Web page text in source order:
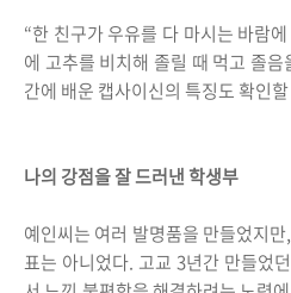
“한 친구가 우유를 다 마시는 바람
에 고추를 비치해 졸릴 때 먹고 졸
간에 배운 캡사이신의 특징도 확인
나의 강점을 잘 드러낸 학생부
예인씨는 여러 발명품을 만들었지
표는 아니었다. 고교 3년간 만들었